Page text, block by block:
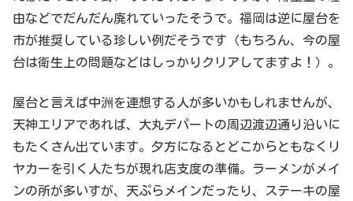
由などでだんだん廃れていったそうで。福岡は逆に屋台を
市が推奨している珍しい例だそうです（もちろん、今の屋
台は衛生上の問題などはしっかりクリアしてますよ！）。
屋台と言えば中洲を連想する人が多いかもしれませんが、
天神エリアであれば、大丸デパートの周辺渡辺通り沿いに
もたくさん出ています。夕方になるとどこからともなくリ
ヤカーを引く人たちが現れ店支度の準備。ラーメンがメイ
ンの所が多いすが、天ぷらメインだったり、ステーキの屋